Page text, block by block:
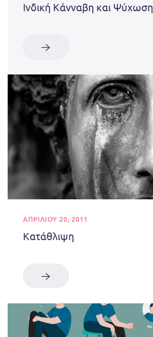
Ινδική Κάνναβη και Ψύχωση
ΑΠΡΙΛΊΟΥ 20, 2011
Κατάθλιψη